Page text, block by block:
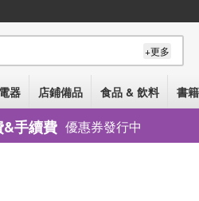
+更多
電器 店鋪備品 食品 & 飲料 書籍
&手續費 優惠券發行中